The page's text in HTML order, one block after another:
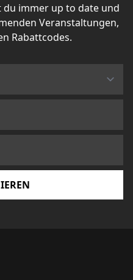
immer up to date und
Veranstaltungen,
Rabattcodes.